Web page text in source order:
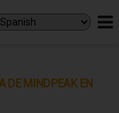
DE MINDPEAK EN